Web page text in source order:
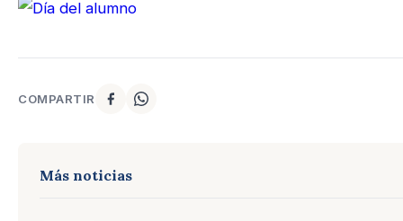
COMPARTIR
Más noticias